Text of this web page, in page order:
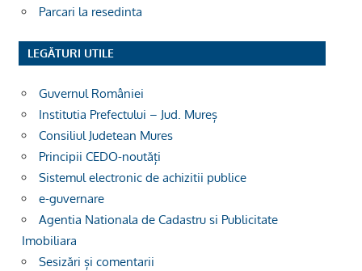
Parcari la resedinta
LEGĂTURI UTILE
Guvernul României
Institutia Prefectului – Jud. Mureș
Consiliul Judetean Mures
Principii CEDO-noutăți
Sistemul electronic de achizitii publice
e-guvernare
Agentia Nationala de Cadastru si Publicitate
Imobiliara
Sesizări și comentarii